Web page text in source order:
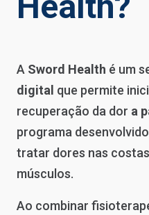
A Sword Health é um
digital que permite
recuperação da dor a
programa
tratar dores nas
músculos.
Ao combinar